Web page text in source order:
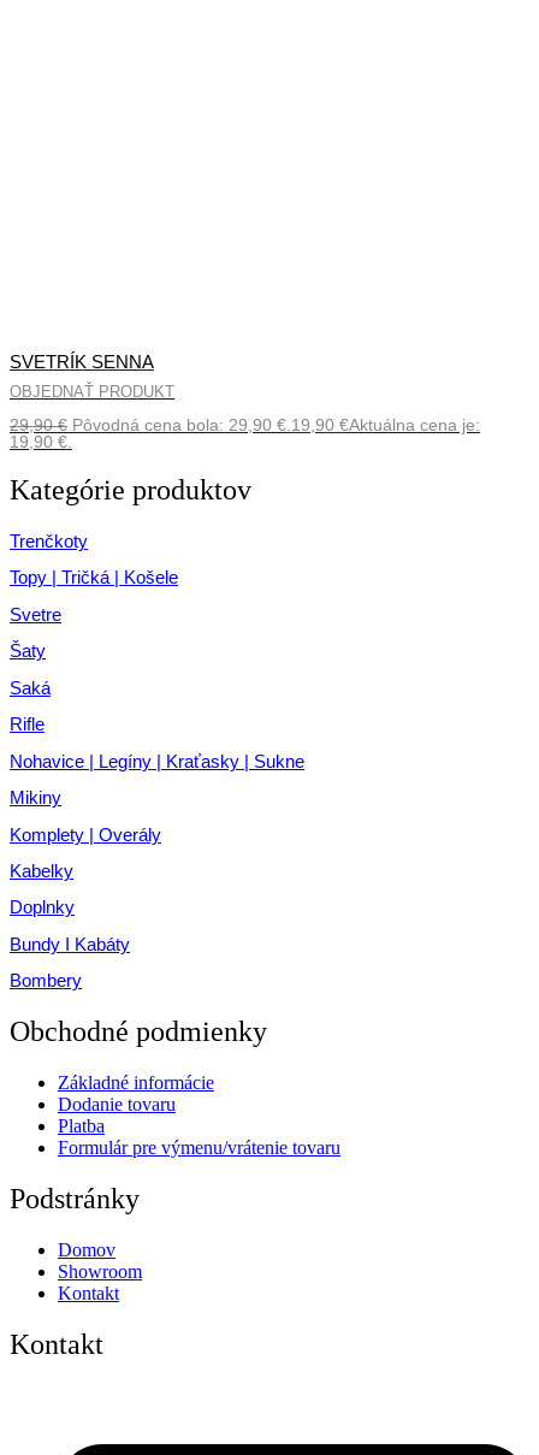
NA SKLADE
SVETRÍK SENNA
OBJEDNAŤ PRODUKT
29,90€ Pôvodná cena bola: 29,90 €. 19,90 €Aktuálna cena je:
19,90 €.
Kategórie produktov
Trenčkoty
Topy | Tričká | Košele
Svetre
Šaty
Saká
Rifle
Nohavice | Legíny | Kraťasky | Sukne
Mikiny
Komplety | Overály
Kabelky
Doplnky
Bundy I Kabáty
Bombery
Obchodné podmienky
Základné informácie
Dodanie tovaru
Platba
Formulár pre výmenu/vrátenie tovaru
Podstránky
Domov
Showroom
Kontakt
Kontakt